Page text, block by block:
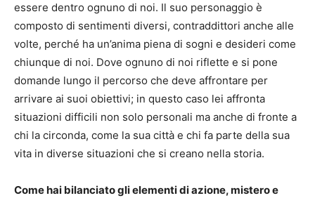
essere dentro ognuno di noi. Il suo personaggio è
composto di sentimenti diversi, contraddittori anche alle
volte, perché ha un’anima piena di sogni e desideri come
chiunque di noi. Dove ognuno di noi riflette e si pone
domande lungo il percorso che deve affrontare per
arrivare ai suoi obiettivi; in questo caso lei affronta
situazioni difficili non solo personali ma anche di fronte a
chi la circonda, come la sua città e chi fa parte della sua
vita in diverse situazioni che si creano nella storia.
Come hai bilanciato gli elementi di azione, mistero e